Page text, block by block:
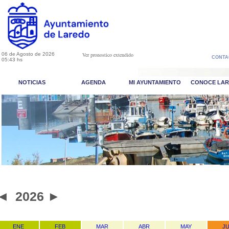
06 de Agosto de 2026
05:43 hs
Ver pronostico extendido
NOTICIAS AGENDA MI AYUNTAMIENTO CONOCE
2026 ►
ENE FEB MAR ABR MAY